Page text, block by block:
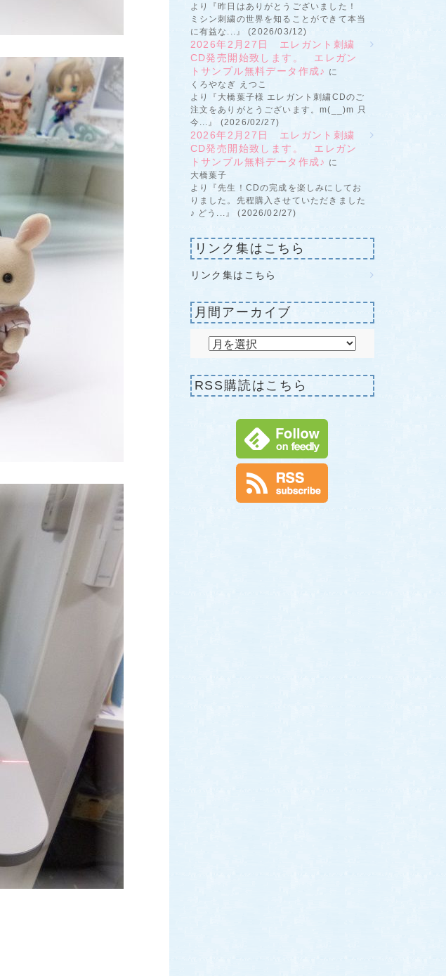
より『昨日はありがとうございました！
ミシン刺繍の世界を知ることができて本当
に有益な...』 (2026/03/12)
2026年2月27日 エレガント刺繍
CD発売開始致します。 エレガン
トサンプル無料データ作成♪ に
くろやなぎ えつこ
より『大橋葉子様 エレガント刺繍CDのご
注文をありがとうございます。m(__)m 只
今...』 (2026/02/27)
2026年2月27日 エレガント刺繍
CD発売開始致します。 エレガン
トサンプル無料データ作成♪ に
大橋葉子
より『先生！CDの完成を楽しみにしてお
りました。先程購入させていただきました
♪ どう...』 (2026/02/27)
リンク集はこちら
リンク集はこちら
月間アーカイブ
RSS購読はこちら